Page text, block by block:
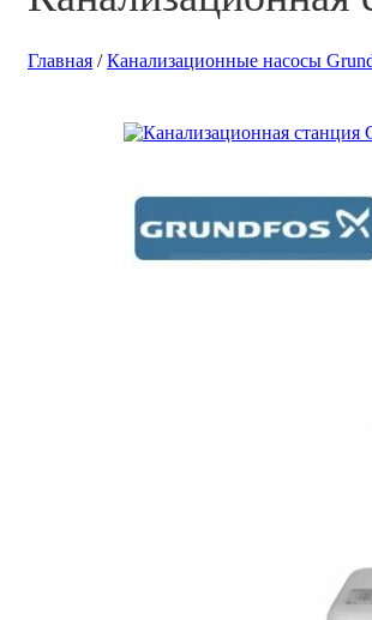
Главная /Канализационные насосы